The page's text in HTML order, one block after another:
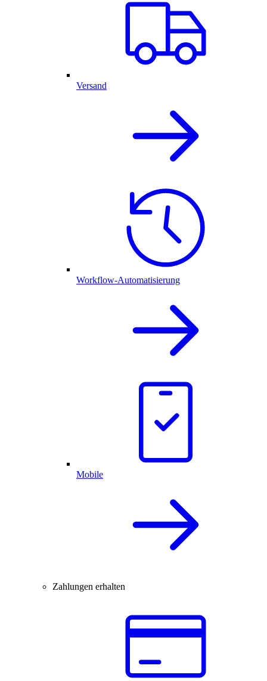
Versand
Workflow-Automatisierung
Mobile
Zahlungen erhalten